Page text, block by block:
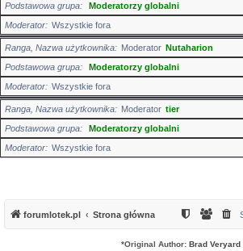
Podstawowa grupa
Moderatorzy globalni
Moderator
Wszystkie fora
Ranga, Nazwa użytkownika Moderator Nutaharion
Podstawowa grupa
Moderatorzy globalni
Moderator
Wszystkie fora
Ranga, Nazwa użytkownika Moderator tier
Podstawowa grupa
Moderatorzy globalni
Moderator
Wszystkie fora
forumlotek.pl Strona główna
*Original Author: Brad Veryard